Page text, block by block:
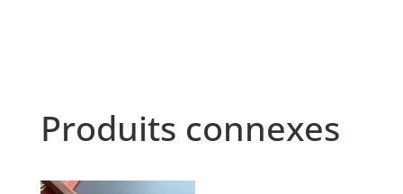
Produits connexes